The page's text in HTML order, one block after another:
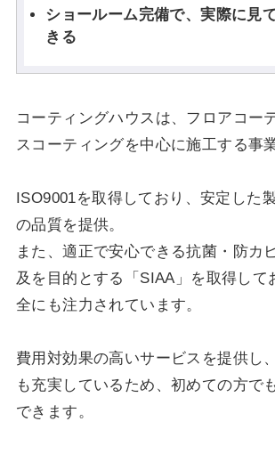
ショールーム完備で、実際に見
きる
コーティングハウスは、フロアコー
スコーティングを中心に施工する事
ISO9001を取得しており、安定した
の品質を提供。
また、適正で安心できる抗菌・防カ
及を目的とする「SIAA」を取得して
全にも注力されています。
費用対効果の高いサービスを提供し
も充実しているため、初めての方で
できます。